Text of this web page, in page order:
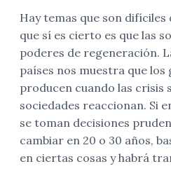
Hay temas que son difíciles
que sí es cierto es que las
poderes de regeneración.
países nos muestra que los
producen cuando las crisis
sociedades reaccionan. Si
se toman decisiones
cambiar en 20 o 30 años,
en ciertas cosas y habrá